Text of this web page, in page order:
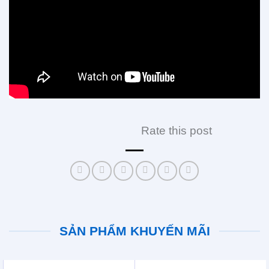
Rate this post
SẢN PHẨM KHUYẾN MÃI